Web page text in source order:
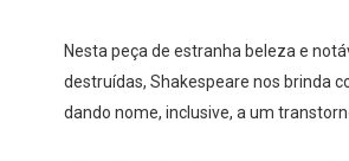
Nesta peça de estranha beleza e
destruídas, Shakespeare nos brinda
dando nome, inclusive, a um